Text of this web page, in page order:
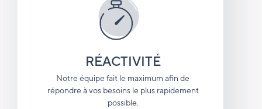
RÉACTIVITÉ
Notre équipe fait le maximum afin de
répondre à vos besoins le plus rapidement
possible.